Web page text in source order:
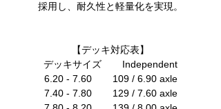
採用し、耐久性と軽量化を実現。
【デッキ対応表】
デッキサイズ Independent
6.20 - 7.60 109 / 6.90 axle
7.40 - 7.80 129 / 7.60 axle